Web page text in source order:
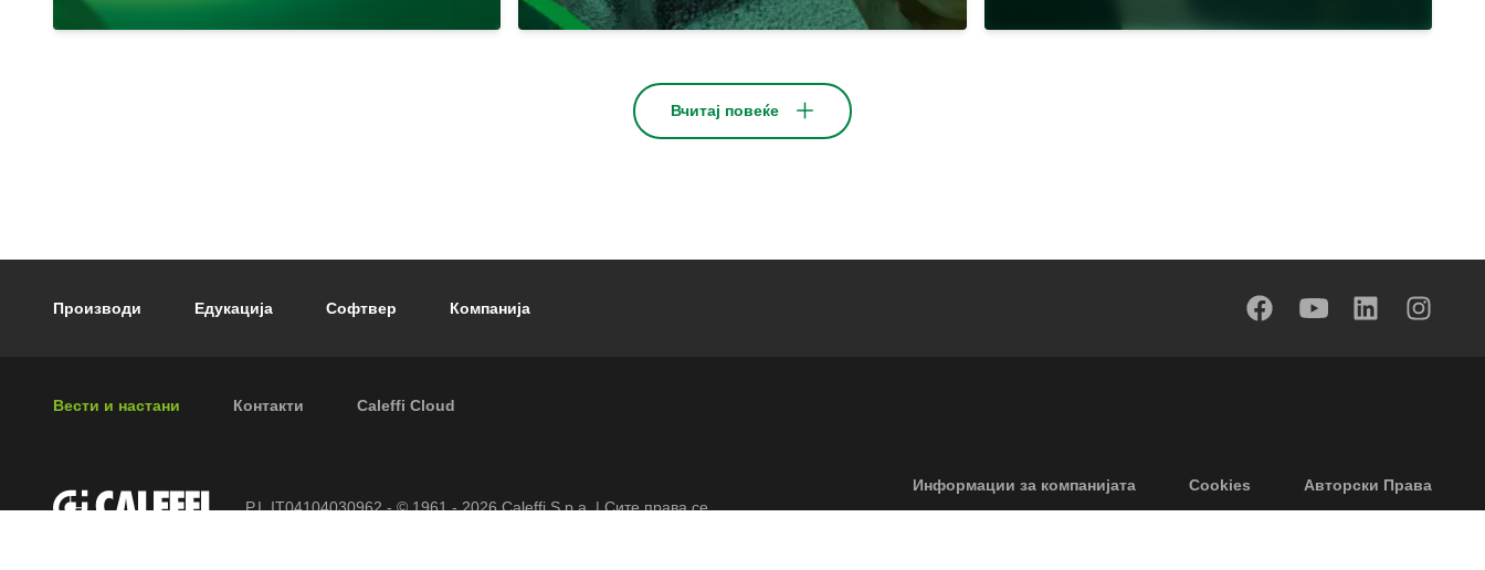
Вчитај повеќе
Footer main navigation
Производи Едукација Софтвер Компанија
Footer secondary navigation
Вести и настани Контакти Caleffi Cloud
Footer menuИнформации за компанијата Cookies Авторски Права
P.I. IT04104030962 - © 1961 - 2026Caleffi S.p.a. | Сите права се